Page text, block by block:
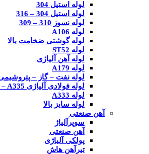
لوله استیل 304
لوله استیل 304 – 316
لوله نسوز 310 – 309
لوله A106
لوله گوشتی ضخامت بالا
لوله ST52
لوله آهن آلیاژی
لوله A179
لوله نفت – گاز –
لوله فولادی آلیاژی A333 – A335
لوله A333
لوله سایز بالا
آهن صنعتی
سوپرآلیاژ
آهن صنعتی
پولکی آلیاژی
تیرآهن هاش